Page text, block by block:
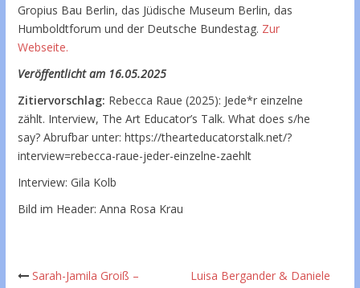
Gropius Bau Berlin, das Jüdische Museum Berlin, das
Humboldtforum und der Deutsche Bundestag. Zur
Webseite.
Veröffentlicht am 16.05.2025
Zitiervorschlag: Rebecca Raue (2025): Jede*r einzelne
zählt. Interview, The Art Educator’s Talk. What does s/he
say? Abrufbar unter: https://thearteducatorstalk.net/?
interview=rebecca-raue-jeder-einzelne-zaehlt
Interview: Gila Kolb
Bild im Header: Anna Rosa Krau
Sarah-Jamila Groiß –
Luisa Bergander & Daniele